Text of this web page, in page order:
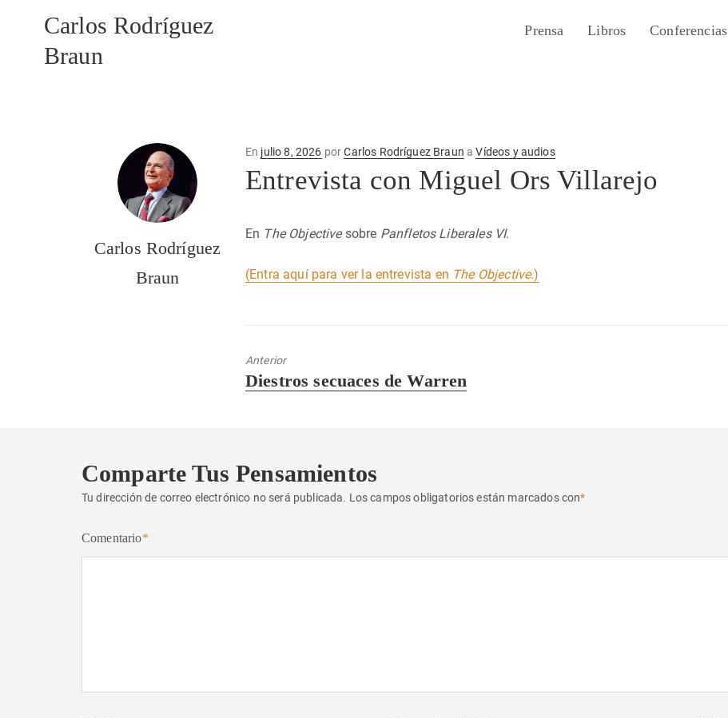
Carlos Rodríguez
Braun
Prensa Libros Conferencias
Carlos Rodríguez
Braun
En Publicado
en
julio 8, 2026 porCarlos Rodríguez Braun aVídeos y audios
Entrevista con Miguel Ors Villarejo
En The Objectivesobre Panfletos Liberales VI.
(Entra aquí para ver la entrevista en The Objective.)
Anterior
Entrada
Diestros secuaces de Warren
Comparte Tus Pensamientos
Tu dirección de correo electrónico no será publicada. Los campos obligatorios están marcados con*
Comentario*